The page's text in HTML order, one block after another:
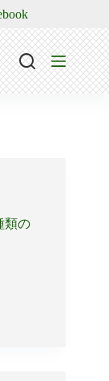
類の